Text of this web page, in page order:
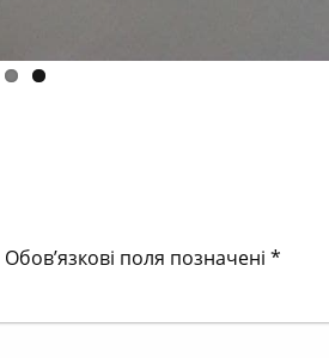
Обов’язкові поля позначені *